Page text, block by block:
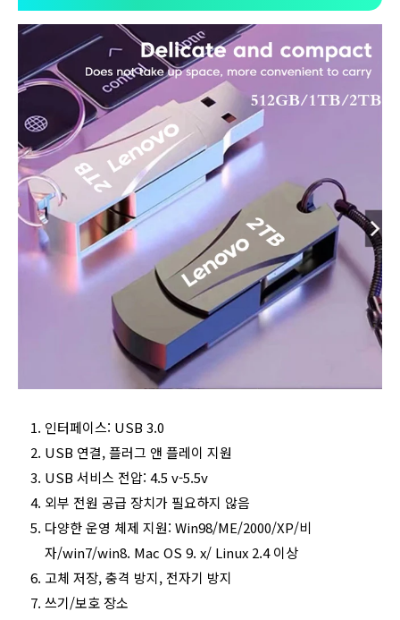
인터페이스: USB 3.0
USB 연결, 플러그 앤 플레이 지원
USB 서비스 전압: 4.5 v-5.5v
외부 전원 공급 장치가 필요하지 않음
다양한 운영 체제 지원: Win98/ME/2000/XP/비
자/win7/win8. Mac OS 9. x/ Linux 2.4 이상
고체 저장, 충격 방지, 전자기 방지
쓰기/보호 장소